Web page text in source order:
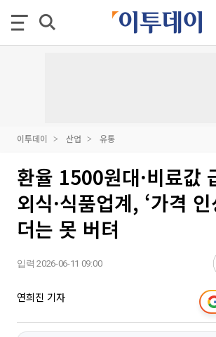
이투데이 산업 유통
환율 1500원대·비료값
외식·식품업계, ‘가격
더는 못 버텨
입력 2026-06-11 09:00
연희진 기자